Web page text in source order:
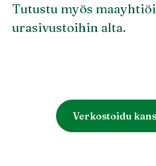
Tutustu myös
urasivustoihin alta.
Verkostoidu